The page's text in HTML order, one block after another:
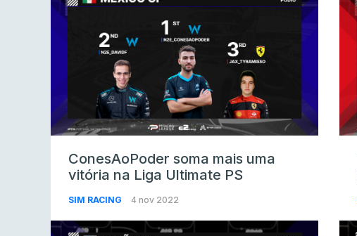
ConesAoPoder soma mais uma
vitória na Liga Ultimate PS
SIM RACING 4 nov 2022